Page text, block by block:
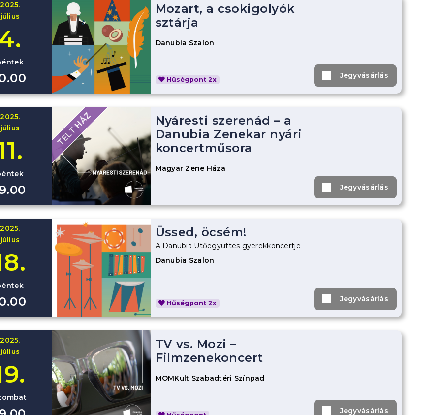
2025.
július
Mozart, a csokigolyók
sztárja
Danubia Szalon
Hűségpont 2x Jegyvásárlás
2025.
július
TELT HÁZ
Nyáresti szerenád – a
Danubia Zenekar nyári
koncertműsora
Magyar Zene Háza
Jegyvásárlás
2025.
július
Üssed, öcsém!
A Danubia Ütőegyüttes gyerekkoncertje
Danubia Szalon
Hűségpont 2x Jegyvásárlás
2025.
július
TV vs. Mozi –
Filmzenekoncert
MOMKult Szabadtéri Színpad
Jegyvásárlás